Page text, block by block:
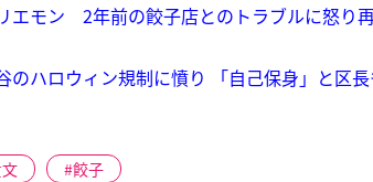
エモン 2年前の餃子店とのトラブルに怒り
のハロウィン規制に憤り 「自己保身」と区
餃子